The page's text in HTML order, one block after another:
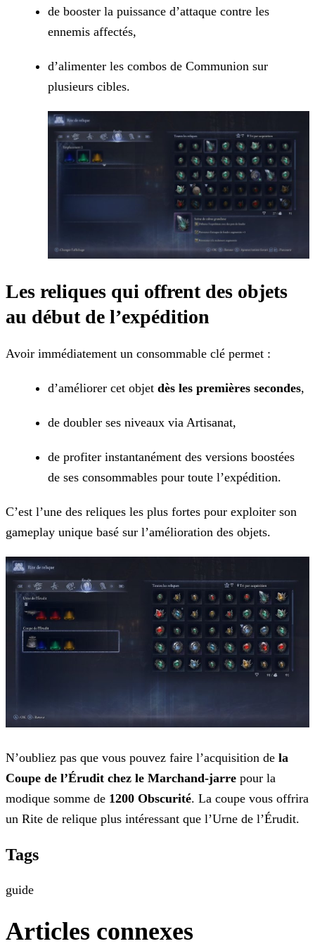
de booster la puissance d’attaque contre les
ennemis affectés,
d’alimenter les combos de Communion sur
plusieurs cibles.
Les reliques qui offrent des objets
au début de l’expédition
Avoir immédiatement un consommable clé permet :
d’améliorer cet objet dès les premières secondes,
de doubler ses niveaux via Artisanat,
de profiter instantanément des versions boostées
de ses consommables pour toute l’expédition.
C’est l’une des reliques les plus fortes pour exploiter son
gameplay unique basé sur l’amélioration des objets.
N’oubliez pas que vous pouvez faire l’acquisition de la
Coupe de l’Érudit chez le Marchand-jarre pour la
modique somme de 1200 Obscurité. La coupe vous offrira
un Rite de relique plus intéressant que l’Urne de l’Érudit.
Tags
guide
Articles connexes